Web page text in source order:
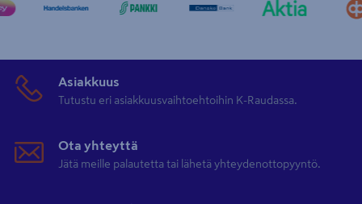
Asiakkuus
Tutustu eri asiakkuusvaihtoehtoihin K-Raudassa.
Ota yhteyttä
Jätä meille palautetta tai lähetä yhteydenottopyyntö.